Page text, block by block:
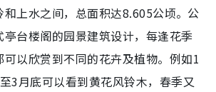
上水之间，总面积达8.605公顷。公
亭台楼阁的园景建筑设计，每逢花季
以欣赏到不同的花卉及植物。例如1
3月底可以看到黄花风铃木，春季又